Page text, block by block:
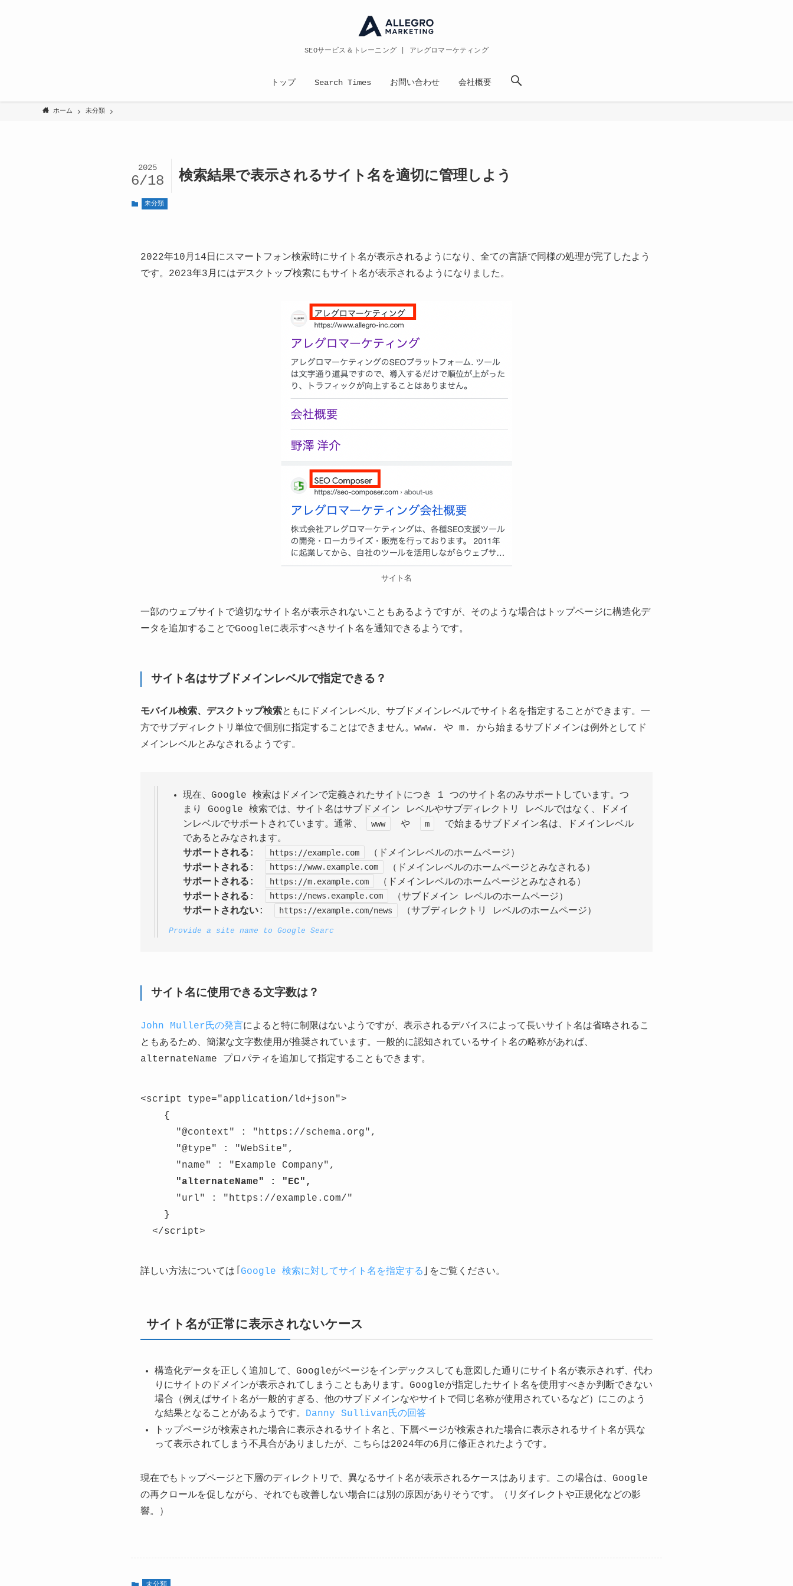
SEOサービス＆トレーニング | アレグロマーケティング
トップ Search Times お問い合わせ 会社概要
ホーム 未分類
検索結果で表示されるサイト名を適切に管理しよう
2025
6/18
未分類
2022年10月14日にスマートフォン検索時にサイト名が表示されるようになり、全ての言語で同様の処理が完了したよう
です。2023年3月にはデスクトップ検索にもサイト名が表示されるようになりました。
サイト名
一部のウェブサイトで適切なサイト名が表示されないこともあるようですが、そのような場合はトップページに構造化デ
ータを追加することでGoogleに表示すべきサイト名を通知できるようです。
サイト名はサブドメインレベルで指定できる？
モバイル検索、デスクトップ検索ともにドメインレベル、サブドメインレベルでサイト名を指定することができます。一
方でサブディレクトリ単位で個別に指定することはできません。www. や m. から始まるサブドメインは例外としてド
メインレベルとみなされるようです。
現在、Google 検索はドメインで定義されたサイトにつき 1 つのサイト名のみサポートしています。つ
まり Google 検索では、サイト名はサブドメイン レベルやサブディレクトリ レベルではなく、ドメイ
ンレベルでサポートされています。通常、
www や m
で始まるサブドメイン名は、ドメインレベル
であるとみなされます。
サポートされる : https://example.com
（ドメインレベルのホームページ）
サポートされる : https://www.example.com
（ドメインレベルのホームページとみなされる）
サポートされる : https://m.example.com
（ドメインレベルのホームページとみなされる）
サポートされる : https://news.example.com
（サブドメイン レベルのホームページ）
サポートされない: https://example.com/news （サブディレクトリ レベルのホームページ）
Provide a site name to Google Searc
サイト名に使用できる文字数は？
John Muller氏の発言によると特に制限はないようですが、表示されるデバイスによって長いサイト名は省略されるこ
ともあるため、簡潔な文字数使用が推奨されています。一般的に認知されているサイト名の略称があれば、
alternateName プロパティを追加して指定することもできます。
<script type="application/ld+json">
{
"@context" : "https://schema.org",
"@type" : "WebSite",
"name" : "Example Company",
"alternateName" : "EC",
"url" : "https://example.com/"
}
</script>
詳しい方法については「 Google 検索に対してサイト名を指定する 」をご覧ください。
サイト名が正常に表示されないケース
構造化データを正しく追加して、Googleがページをインデックスしても意図した通りにサイト名が表示されず、代わ
りにサイトのドメインが表示されてしまうこともあります。Googleが指定したサイト名を使用すべきか判断できない
場合（例えばサイト名が一般的すぎる、他のサブドメインなやサイトで同じ名称が使用されているなど）にこのよう
な結果となることがあるようです。 Danny Sullivan氏の回答
トップページが検索された場合に表示されるサイト名と、下層ページが検索された場合に表示されるサイト名が異な
って表示されてしまう不具合がありましたが、こちらは2024年の6月に修正されたようです。
現在でもトップページと下層のディレクトリで、異なるサイト名が表示されるケースはあります。この場合は、Google
の再クロールを促しながら、それでも改善しない場合には別の原因がありそうです。（リダイレクトや正規化などの影
響。）